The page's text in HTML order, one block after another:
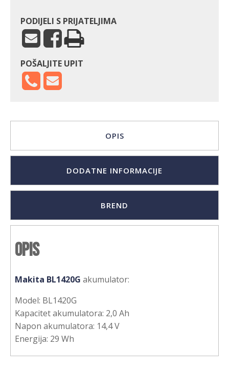
PODIJELI S PRIJATELJIMA
POŠALJITE UPIT
OPIS
DODATNE INFORMACIJE
BREND
Opis
Makita BL1420G akumulator:
Model: BL1420G
Kapacitet akumulatora: 2,0 Ah
Napon akumulatora: 14,4 V
Energija: 29 Wh